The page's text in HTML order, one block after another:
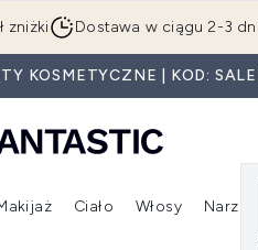
do głównej treści
zniżki Dostawa w ciągu 2-3
KOSMETYCZNE | KOD:
Wejdź do podmenu (Pielęgnacja twarzy)
Wejdź do podmenu (Nowości)Wejdź do
Ciało Włosy